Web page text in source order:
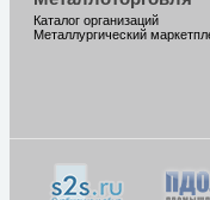
Каталог организаций
Металлургический